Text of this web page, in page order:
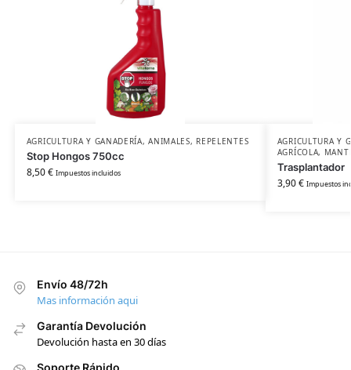
AGRICULTURA Y GANADERÍA,ANIMALES, REPELENTES
Stop Hongos 750cc
8,50€ Impuestos incluidos
AGRICULTURA Y
AGRÍCOLA,
Trasplantador
3,90€ Impuestos
Envío 48/72h
Mas información aqui
Garantía Devolución
Devolución hasta en 30 días